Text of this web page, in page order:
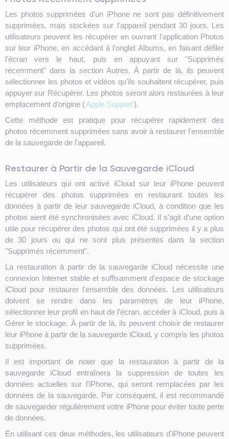
Les photos supprimées d'un iPhone ne sont pas définitivement
supprimées, mais stockées sur l'appareil pendant 30 jours. Les
utilisateurs peuvent les récupérer en ouvrant l'application Photos
sur leur iPhone, en accédant à l'onglet Albums, en faisant défiler
l'écran vers le haut, puis en appuyant sur "Supprimés
récemment" dans la section Autres. À partir de là, ils peuvent
sélectionner les photos et vidéos qu'ils souhaitent récupérer, puis
appuyer sur Récupérer. Les photos seront alors restaurées à leur
emplacement d'origine (Apple Support).
Cette méthode est pratique pour récupérer rapidement des
photos récemment supprimées sans avoir à restaurer l'ensemble
de la sauvegarde de l'appareil.
Restaurer à Partir de la Sauvegarde iCloud
Les utilisateurs qui ont activé iCloud sur leur iPhone peuvent
récupérer des photos supprimées en restaurant toutes les
données à partir de leur sauvegarde iCloud, à condition que les
photos aient été synchronisées avec iCloud. Il s'agit d'une option
utile pour récupérer des photos qui ont été supprimées il y a plus
de 30 jours ou qui ne sont plus présentes dans la section
"Supprimés récemment".
La restauration à partir de la sauvegarde iCloud nécessite une
connexion Internet stable et suffisamment d'espace de stockage
iCloud pour restaurer l'ensemble des données. Les utilisateurs
doivent se rendre dans les paramètres de leur iPhone,
sélectionner leur profil en haut de l'écran, accéder à iCloud, puis à
Gérer le stockage. À partir de là, ils peuvent choisir de restaurer
leur iPhone à partir de la sauvegarde iCloud, y compris les photos
supprimées.
Il est important de noter que la restauration à partir de la
sauvegarde iCloud entraînera la suppression de toutes les
données actuelles sur l'iPhone, qui seront remplacées par les
données de la sauvegarde. Par conséquent, il est recommandé
de sauvegarder régulièrement votre iPhone pour éviter toute perte
de données.
En utilisant ces deux méthodes, les utilisateurs d'iPhone peuvent